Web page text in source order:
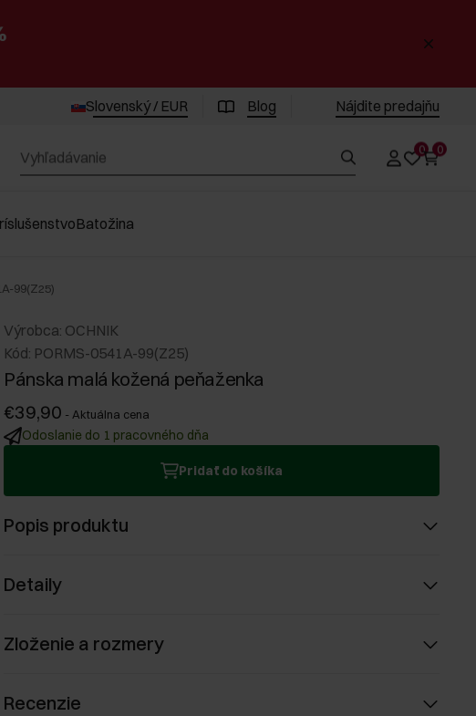
Slovenský / EUR Blog Nájdite predajňu
0 0
Batožina
99(Z25)
Výrobca: OCHNIK
Kód: PORMS-0541A-99(Z25)
Pánska malá kožená peňaženka
€39,90 - Aktuálna cena
Odoslanie do 1 pracovného dňa
Pridať do košíka
Popis produktu
Detaily
Zloženie a rozmery
Recenzie